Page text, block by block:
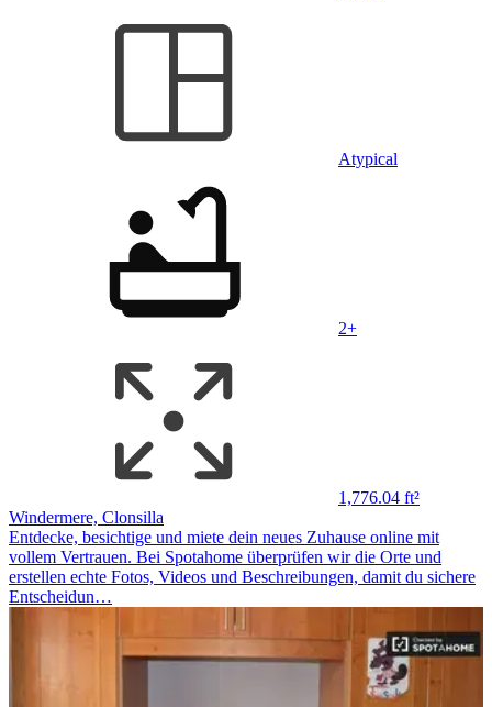
Atypical
2+
1,776.04 ft²
Windermere, Clonsilla
Entdecke, besichtige und miete dein neues Zuhause online mit
vollem Vertrauen. Bei Spotahome überprüfen wir die Orte und
erstellen echte Fotos, Videos und Beschreibungen, damit du sichere
Entscheidun…